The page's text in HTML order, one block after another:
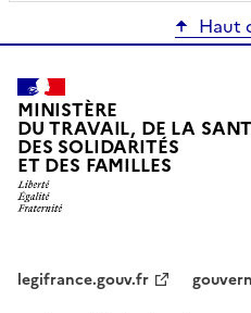
Haut
MINISTÈRE
DU TRAVAIL, DE LA
DES SOLIDARITÉS
ET DES FAMILLES
legifrance.gouv.fr